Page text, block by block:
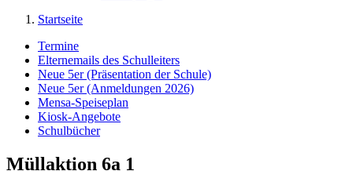
Startseite
Termine
Elternemails des Schulleiters
Neue 5er (Präsentation der Schule)
Neue 5er (Anmeldungen 2026)
Mensa-Speiseplan
Kiosk-Angebote
Schulbücher
Müllaktion 6a 1